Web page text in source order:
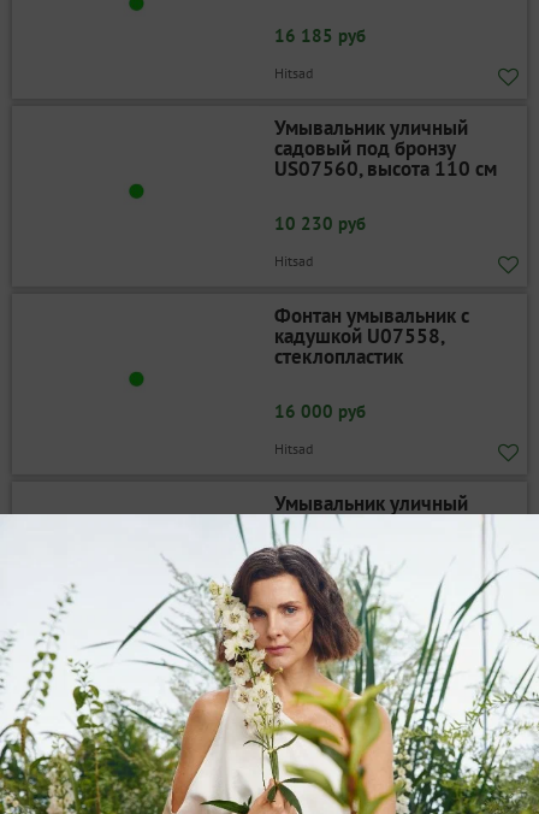
16 185 руб
Hitsad
Умывальник уличный
садовый под бронзу
US07560, высота 110 см
10 230 руб
Hitsad
Фонтан умывальник с
кадушкой U07558,
стеклопластик
16 000 руб
Hitsad
Умывальник уличный
садовый "Столб" U07560
стеклопластик, высота 110
см
9 580 руб
Hitsad
Умывальник садовый под
гальку с 2 кранами U08154
14 140 руб